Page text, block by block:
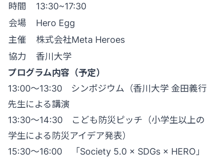
時間
13:30~17:30
会場
Hero Egg
主催
株式会社Meta Heroes
協力
香川大学
プログラム内容（予定）
13:00〜13:30 シンポジウム（香川大学 金田義行
先生による講演
13:30〜14:30 こども防災ピッチ（小学生以上の
学生による防災アイデア発表）
15:30〜16:00 「Society 5.0 × SDGs × HERO」